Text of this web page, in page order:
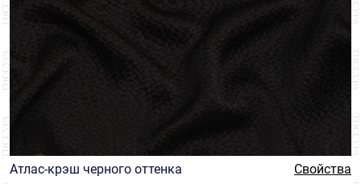
Атлас-крэш черного оттенка
Свойства